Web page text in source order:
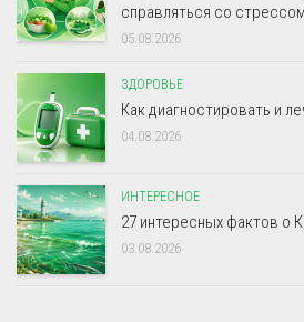
справляться со стрессом
05.08.2026
ЗДОРОВЬЕ
Как диагностировать и
04.08.2026
ИНТЕРЕСНОЕ
27 интересных фактов о
03.08.2026